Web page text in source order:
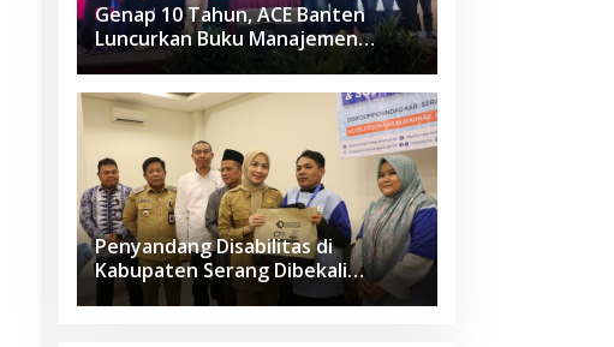
Genap 10 Tahun, ACE Banten
Luncurkan Buku Manajemen
Fasilitas
Penyandang Disabilitas di
Kabupaten Serang Dibekali
Pelatihan Pengolahan Hasil